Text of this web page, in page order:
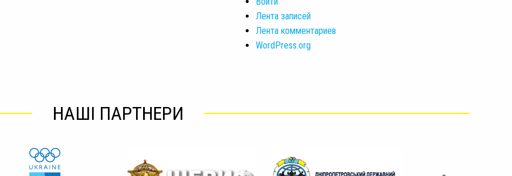
Лента записей
Лента комментариев
WordPress.org
НАШІ ПАРТНЕРИ